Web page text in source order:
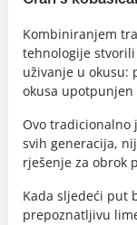
Kombiniranjem
tehnologije
uživanje u okusu:
okusa
Ovo tradicionalno
svih generacija,
rješenje za obrok
Kada sljedeći put
prepoznatljivu